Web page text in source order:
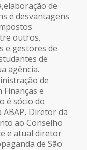
de
e desvantagens
outros.
e gestores de
de
agência.
de
Finanças e
é sócio do
Diretor da
ao Conselho
e atual diretor
de São